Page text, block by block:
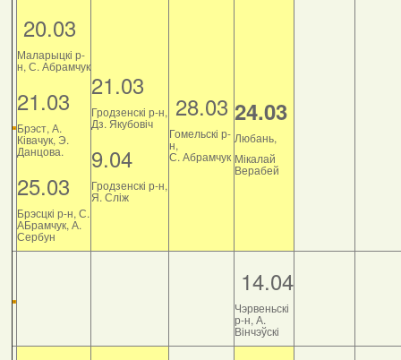
20.03
Маларыцкі р-
н, С. Абрамчук
21.03
Брэст, А.
Ківачук, Э.
Данцова.
25.03
Брэсцкі р-н, С.
АБрамчук, А.
Сербун
21.03
Гродзенскі р-н,
Дз. Якубовіч
9.04
Гродзенскі р-н,
Я. Сліж
28.03
Гомельскі р-
н,
С. Абрамчук
24.03
Любань,
Мікалай
Верабей
14.04
Чэрвеньскі
р-н, А.
Вінчэўскі